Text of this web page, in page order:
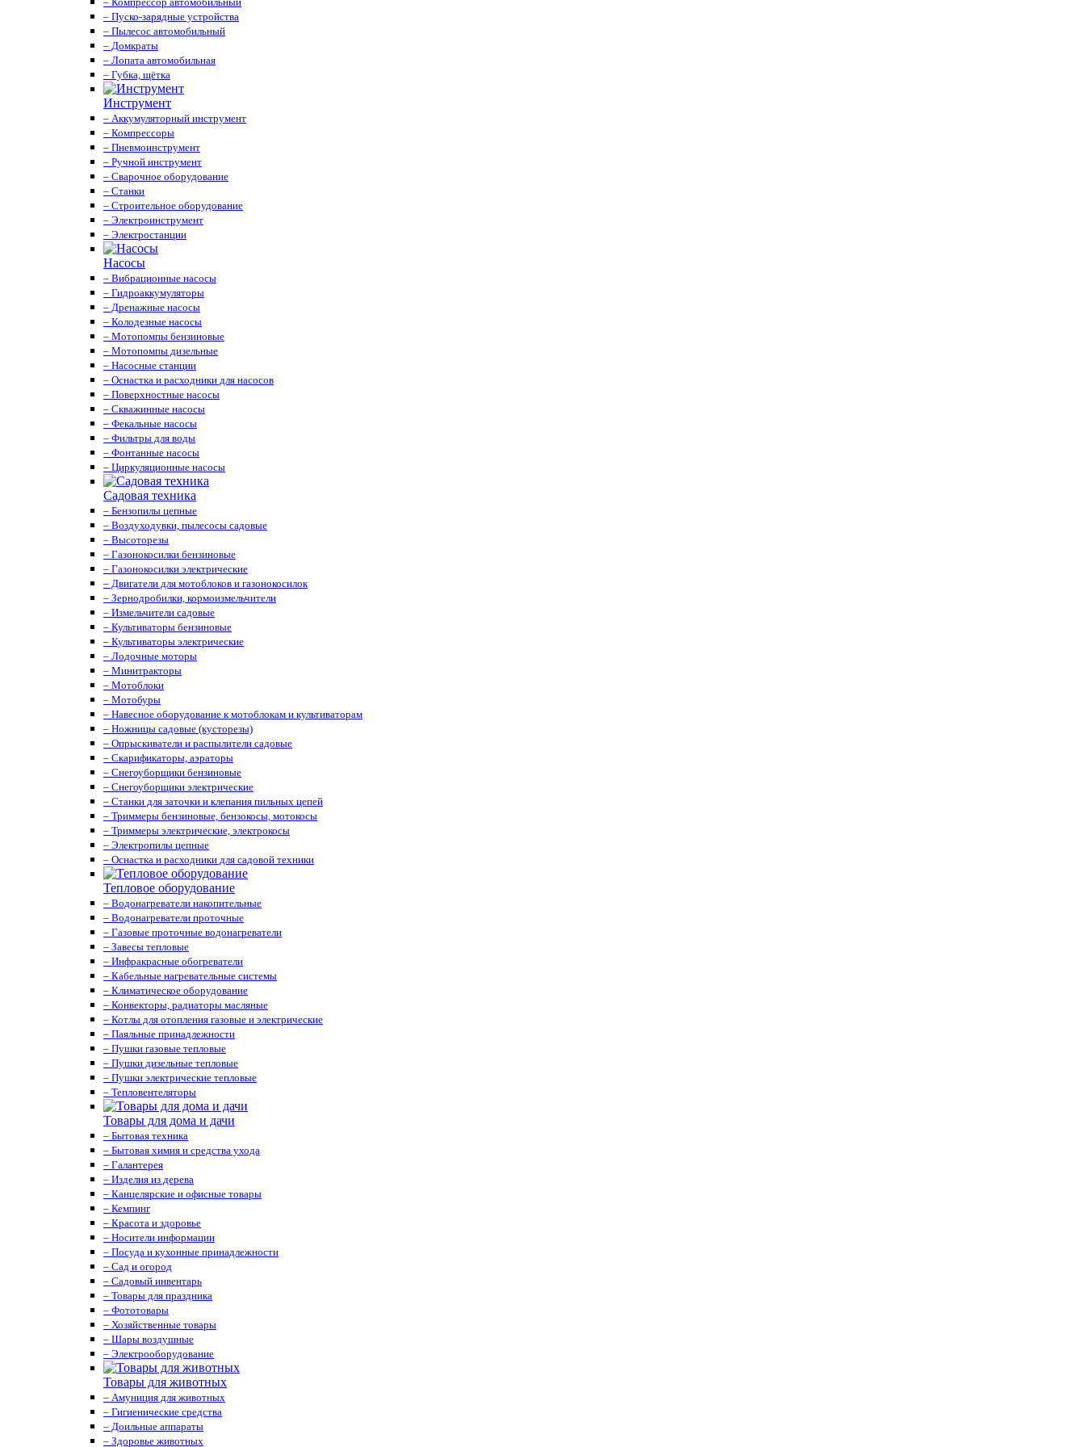
– Пуско-зарядные устройства
– Пылесос автомобильный
– Домкраты
– Лопата автомобильная
– Губка, щётка
Инструмент
– Аккумуляторный инструмент
– Компрессоры
– Пневмоинструмент
– Ручной инструмент
– Сварочное оборудование
– Станки
– Строительное оборудование
– Электроинструмент
– Электростанции
Насосы
– Вибрационные насосы
– Гидроаккумуляторы
– Дренажные насосы
– Колодезные насосы
– Мотопомпы бензиновые
– Мотопомпы дизельные
– Насосные станции
– Оснастка и расходники для насосов
– Поверхностные насосы
– Скважинные насосы
– Фекальные насосы
– Фильтры для воды
– Фонтанные насосы
– Циркуляционные насосы
Садовая техника
– Бензопилы цепные
– Воздуходувки, пылесосы садовые
– Высоторезы
– Газонокосилки бензиновые
– Газонокосилки электрические
– Двигатели для мотоблоков и газонокосилок
– Зернодробилки, кормоизмельчители
– Измельчители садовые
– Культиваторы бензиновые
– Культиваторы электрические
– Лодочные моторы
– Минитракторы
– Мотоблоки
– Мотобуры
– Навесное оборудование к мотоблокам и культиваторам
– Ножницы садовые (кусторезы)
– Опрыскиватели и распылители садовые
– Скарификаторы, аэраторы
– Снегоуборщики бензиновые
– Снегоуборщики электрические
– Станки для заточки и клепания пильных цепей
– Триммеры бензиновые, бензокосы, мотокосы
– Триммеры электрические, электрокосы
– Электропилы цепные
– Оснастка и расходники для садовой техники
Тепловое оборудование
– Водонагреватели накопительные
– Водонагреватели проточные
– Газовые проточные водонагреватели
– Завесы тепловые
– Инфракрасные обогреватели
– Кабельные нагревательные системы
– Климатическое оборудование
– Конвекторы, радиаторы масляные
– Котлы для отопления газовые и электрические
– Паяльные принадлежности
– Пушки газовые тепловые
– Пушки дизельные тепловые
– Пушки электрические тепловые
– Тепловентеляторы
Товары для дома и дачи
– Бытовая техника
– Бытовая химия и средства ухода
– Галантерея
– Изделия из дерева
– Канцелярские и офисные товары
– Кемпинг
– Красота и здоровье
– Носители информации
– Посуда и кухонные принадлежности
– Сад и огород
– Садовый инвентарь
– Товары для праздника
– Фототовары
– Хозяйственные товары
– Шары воздушные
– Электрооборудование
Товары для животных
– Амуниция для животных
– Гигиенические средства
– Доильные аппараты
– Здоровье животных